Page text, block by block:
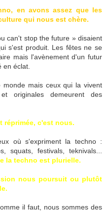
en avons assez que les
qui nous est chère.
can't stop the future » disaient
s'est produit. Les fêtes ne se
mais l'avènement d'un futur
en éclat.
mais ceux qui la vivent
originales demeurent des
réprimée, c'est nous.
où s'expriment la techno :
squats, festivals, teknivals...
la techno est plurielle.
nous poursuit ou plutôt
il faut, nous sommes des